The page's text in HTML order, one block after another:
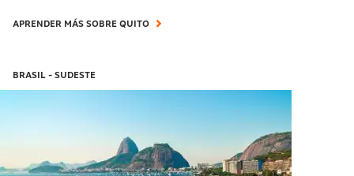
APRENDER MÁS SOBRE QUITO
BRASIL - SUDESTE